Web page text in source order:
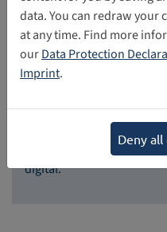
Focus
Here you can find our
digital.
data. You can redraw your
at any time. Find more
ourData Protection
Imprint.
Deny all